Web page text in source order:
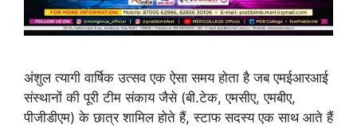
अंशुल त्यागी वार्षिक उत्सव एक ऐसा समय होता है जब एमईआरआई
संस्थानों की पूरी टीम संकाय जैसे (बी.टेक, एमसीए, एमबीए,
पीजीडीएम) के छात्र शामिल होते हैं, स्टाफ सदस्य एक साथ आते हैं